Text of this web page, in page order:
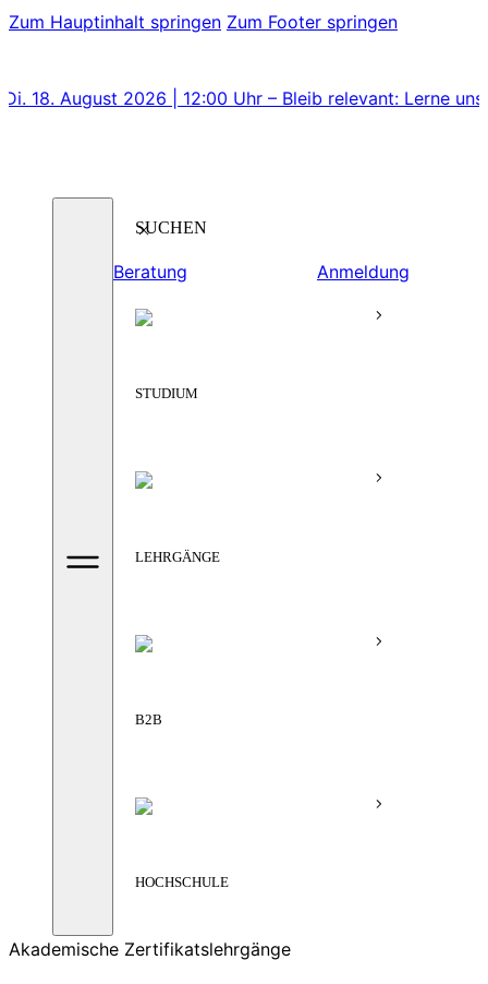
Zum Hauptinhalt springen Zum Footer springen
2026 | 12:00 Uhr – Bleib relevant: Lerne unsere
Suchen
Beratung
Anmeldung
STUDIUM
LEHRGÄNGE
B2B
HOCHSCHULE
Akademische Zertifikatslehrgänge